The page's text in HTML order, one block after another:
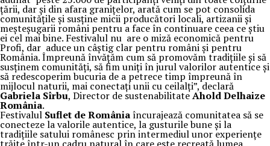
țării, dar și din afara granițelor, arată cum se pot consolida
comunitățile și susține micii producători locali, artizanii și
meșteșugarii români pentru a face în continuare ceea ce știu
ei cel mai bine. Festivalul nu are o miză economică pentru
Profi, dar aduce un câștig clar pentru români și pentru
România. Împreună învățăm cum să promovăm tradițiile și să
susținem comunități, să fim uniți în jurul valorilor autentice și
să redescoperim bucuria de a petrece timp împreună în
mijlocul naturii, mai conectați unii cu ceilalți”, declară
Gabriela Sîrbu, Director de sustenabilitateAhold Delhaize
România.
Festivalul Suflet de Româniaîncurajează comunitatea să se
conecteze la valorile autentice, la gusturile bune și la
tradițiile satului românesc prin intermediul unor experiențe